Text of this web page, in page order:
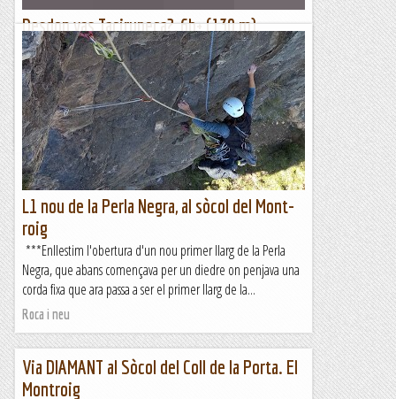
Desdon vas Tacirupeca?, 6b+ (130 m),
Sector Aiguabarreig, Sòcol del Mont-Roig
Ja feia massa dies (4) que Montse i Emili havien enllestit
aquesta nova línia i aprofitem un (no massa calorós) vespre
per posar-nos-hi, amb ombra a partir de les...
Lo gall
L1 nou de la Perla Negra, al sòcol del Mont-
roig
***Enllestim l'obertura d'un nou primer llarg de la Perla
Negra, que abans començava per un diedre on penjava una
corda fixa que ara passa a ser el primer llarg de la...
Roca i neu
Via DIAMANT al Sòcol del Coll de la Porta. El
Montroig